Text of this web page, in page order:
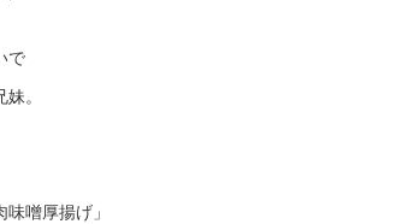
で
。
噌厚揚げ」